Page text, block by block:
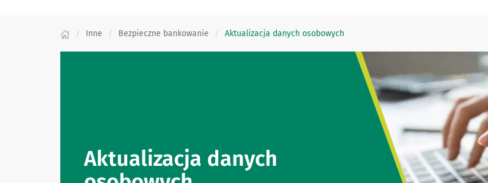
Inne Bezpieczne bankowanie Aktualizacja danych osobowych
Aktualizacja danych